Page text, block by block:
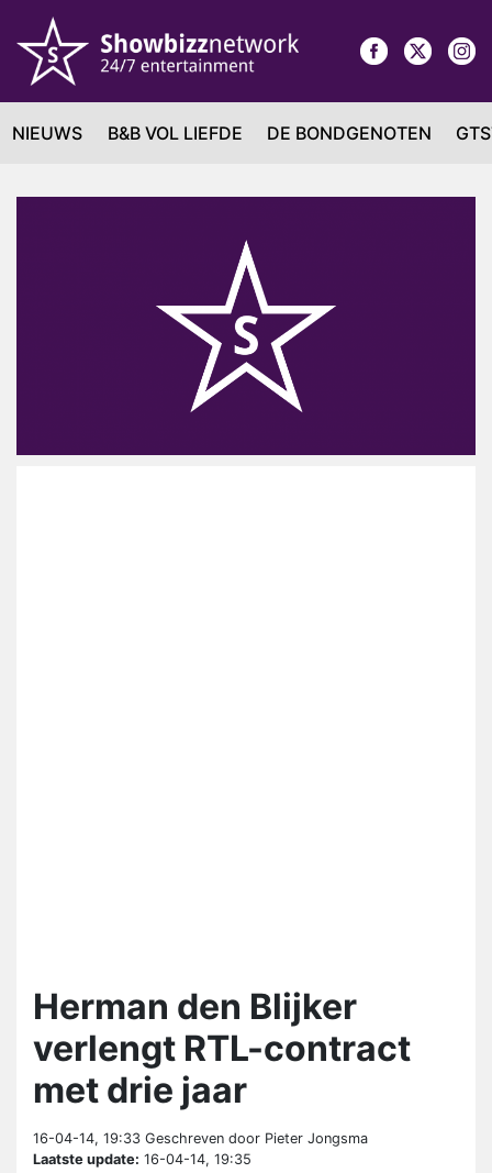
NIEUWS B&B VOL LIEFDE DE BONDGENOTEN
Herman den Blijker
verlengt RTL-contract
met drie jaar
16-04-14, 19:33 Geschreven door Pieter Jongsma
Laatste update: 16-04-14, 19:35